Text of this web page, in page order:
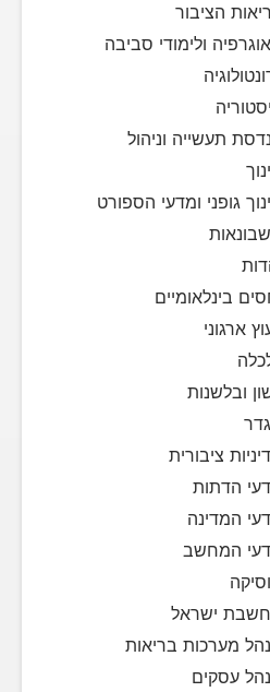
הציבור
ולימודי סביבה
תעשייה וניהול
גופני ומדעי הספורט
בינלאומיים
ארגוני
ובלשנות
ציבורית
הדתות
המדינה
המחשב
ישראל
מערכות בריאות
עסקים